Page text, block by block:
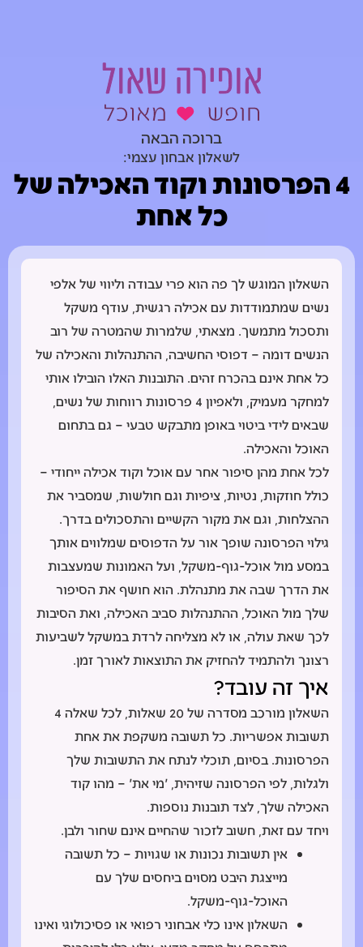
ברוכה הבאה
לשאלון אבחון עצמי:
4 הפרסונות וקוד האכילה של
כל אחת
השאלון המוגש לך פה הוא פרי עבודה וליווי של אלפי
נשים שמתמודדות עם אכילה רגשית, עודף משקל
ותסכול מתמשך. מצאתי, שלמרות שהמטרה של רוב
הנשים דומה – דפוסי החשיבה, ההתנהלות והאכילה של
כל אחת אינם בהכרח זהים. התובנות האלו הובילו אותי
למחקר מעמיק, ולאפיון 4 פרסונות רווחות של נשים,
שבאים לידי ביטוי באופן מתבקש טבעי – גם בתחום
האוכל והאכילה.
לכל אחת מהן סיפור אחר עם אוכל וקוד אכילה ייחודי –
כולל חוזקות, נטיות, ציפיות וגם חולשות, שמסביר את
ההצלחות, וגם את מקור הקשיים והתסכולים בדרך.
גילוי הפרסונה שופך אור על הדפוסים שמלווים אותך
במסע מול אוכל-גוף-משקל, ועל האמונות שמעצבות
את הדרך שבה את מתנהלת. הוא חושף את הסיפור
שלך מול האוכל, ההתנהלות סביב האכילה, ואת הסיבות
לכך שאת עולה, או לא מצליחה לרדת במשקל לשביעות
רצונך ולהתמיד להחזיק את התוצאות לאורך זמן.
איך זה עובד?
השאלון מורכב מסדרה של 20 שאלות, לכל שאלה 4
תשובות אפשריות. כל תשובה משקפת את אחת
הפרסונות. בסיום, תוכלי לנתח את התשובות שלך
ולגלות, לפי הפרסונה שזיהית, 'מי את' – מהו קוד
האכילה שלך, לצד תובנות נוספות.
ויחד עם זאת, חשוב לזכור שהחיים אינם שחור ולבן.
אין תשובות נכונות או שגויות – כל תשובה
מייצגת היבט מסוים ביחסים שלך עם
האוכל-גוף-משקל.
השאלון אינו כלי אבחוני רפואי או פסיכולוגי ואינו